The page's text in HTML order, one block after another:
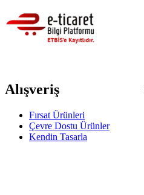
Alışveriş
Fırsat Ürünleri
Çevre Dostu Ürünler
Kendin Tasarla